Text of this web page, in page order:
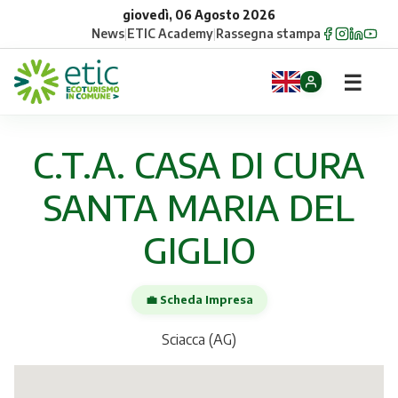
giovedì, 06 Agosto 2026
News|ETIC Academy|Rassegna stampa
Opportunità
Comuni
☰
C.T.A. CASA DI CURA
SANTA MARIA DEL
GIGLIO
💼 Scheda Impresa
Sciacca (AG)